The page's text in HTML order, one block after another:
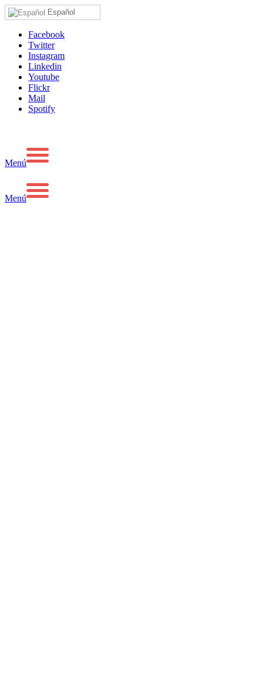
Español
Facebook
Twitter
Instagram
Linkedin
Youtube
Flickr
Mail
Spotify
Menú
Menú